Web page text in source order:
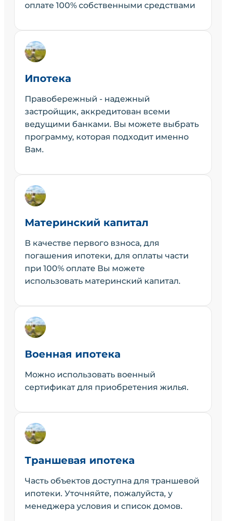
оплате 100% собственными средствами
Ипотека
Правобережный - надежный
застройщик, аккредитован всеми
ведущими банками. Вы можете выбрать
программу, которая подходит именно
Вам.
Материнский капитал
В качестве первого взноса, для
погашения ипотеки, для оплаты части
при 100% оплате Вы можете
использовать материнский капитал.
Военная ипотека
Можно использовать военный
сертификат для приобретения жилья.
Траншевая ипотека
Часть объектов доступна для траншевой
ипотеки. Уточняйте, пожалуйста, у
менеджера условия и список домов.